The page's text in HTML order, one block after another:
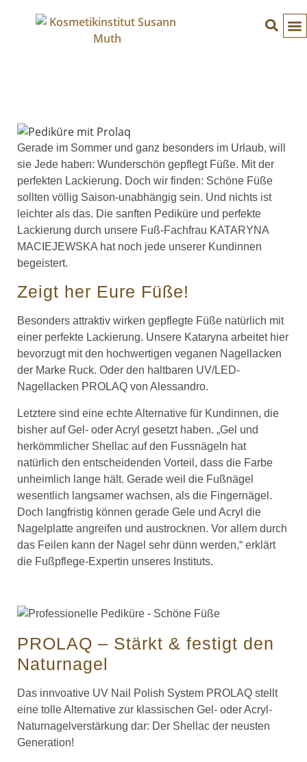
Gerade im Sommer und ganz besonders im Urlaub, will
sie Jede haben: Wunderschön gepflegt Füße. Mit der
perfekten Lackierung. Doch wir finden: Schöne Füße
sollten völlig Saison-unabhängig sein. Und nichts ist
leichter als das. Die sanften Pediküre und perfekte
Lackierung durch unsere Fuß-Fachfrau KATARYNA
MACIEJEWSKA hat noch jede unserer Kundinnen
begeistert.
Zeigt her Eure Füße!
Besonders attraktiv wirken gepflegte Füße natürlich mit
einer perfekte Lackierung. Unsere Kataryna arbeitet hier
bevorzugt mit den hochwertigen veganen Nagellacken
der Marke Ruck. Oder den haltbaren UV/LED-
Nagellacken PROLAQ von Alessandro.
Letztere sind eine echte Alternative für Kundinnen, die
bisher auf Gel- oder Acryl gesetzt haben. „Gel und
herkömmlicher Shellac auf den Fussnägeln hat
natürlich den entscheidenden Vorteil, dass die Farbe
unheimlich lange hält. Gerade weil die Fußnägel
wesentlich langsamer wachsen, als die Fingernägel.
Doch langfristig können gerade Gele und Acryl die
Nagelplatte angreifen und austrocknen. Vor allem durch
das Feilen kann der Nagel sehr dünn werden,“ erklärt
die Fußpflege-Expertin unseres Instituts.
PROLAQ – Stärkt & festigt den
Naturnagel
Das innvoative UV Nail Polish System PROLAQ stellt
eine tolle Alternative zur klassischen Gel- oder Acryl-
Naturnagelverstärkung dar: Der Shellac der neusten
Generation!